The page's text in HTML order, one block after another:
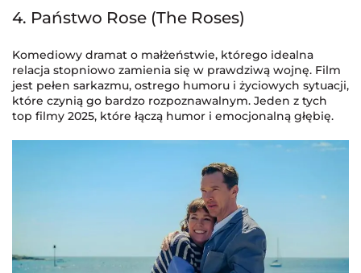
4. Państwo Rose (The Roses)
Komediowy dramat o małżeństwie, którego idealna
relacja stopniowo zamienia się w prawdziwą wojnę. Film
jest pełen sarkazmu, ostrego humoru i życiowych sytuacji,
które czynią go bardzo rozpoznawalnym. Jeden z tych
top filmy 2025, które łączą humor i emocjonalną głębię.